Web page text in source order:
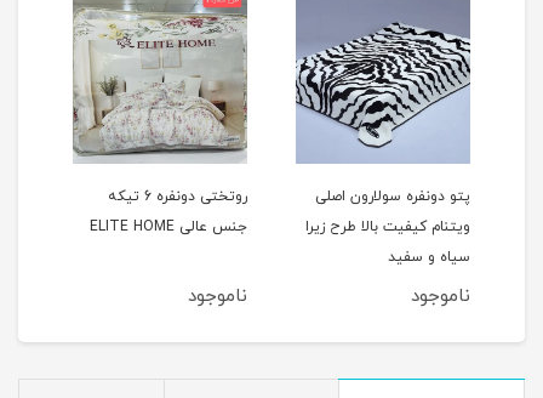
پتو دونفره سولارون اصلی
ویتنام کیفیت بالا طرح زیرا
سیاه و سفید
ناموجود
روتختی دونفره 6 تیکه
جنس عالی ELITE HOME
ناموجود